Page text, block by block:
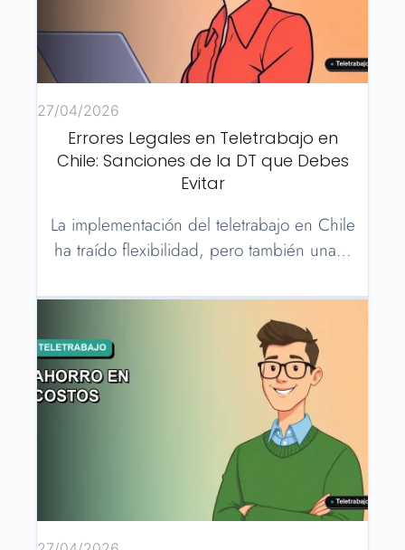
27/04/2026
Errores Legales en Teletrabajo en
Chile: Sanciones de la DT que Debes
Evitar
La implementación del teletrabajo en Chile
ha traído flexibilidad, pero también una…